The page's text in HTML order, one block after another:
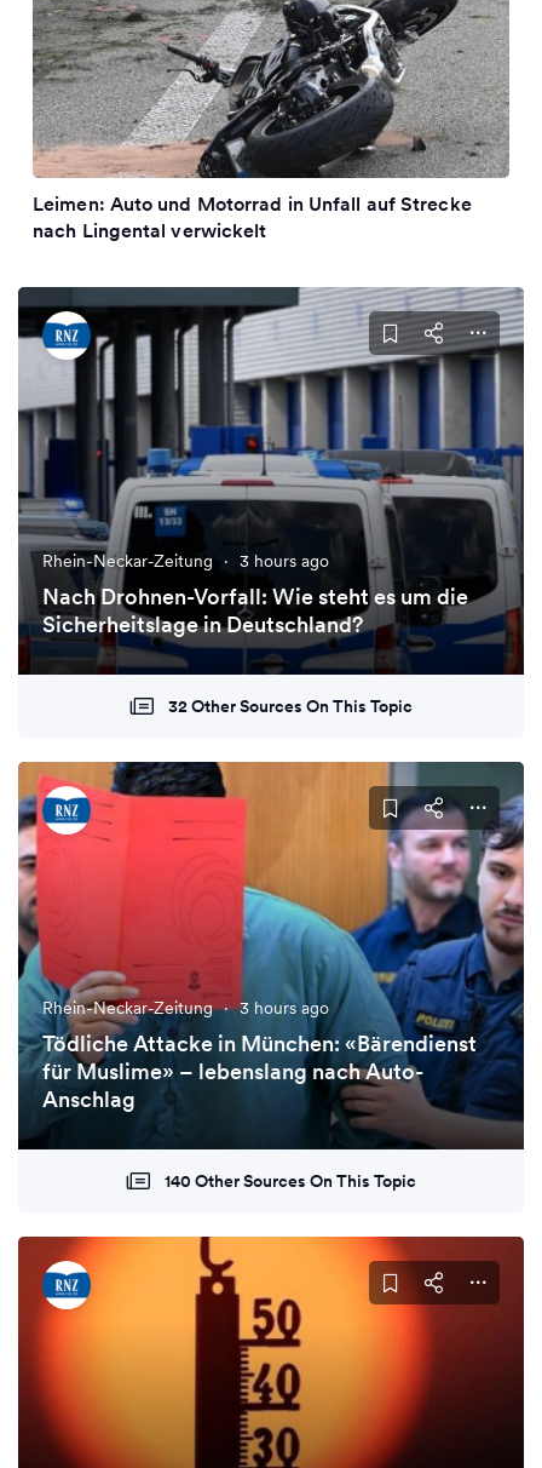
Leimen: Auto und Motorrad in Unfall auf Strecke
nach Lingental verwickelt
Rhein-Neckar-Zeitung · 3 hours ago
Nach Drohnen-Vorfall: Wie steht es um die
Sicherheitslage in Deutschland?
32 Other Sources On This Topic
Rhein-Neckar-Zeitung · 3 hours ago
Tödliche Attacke in München: «Bärendienst
für Muslime» – lebenslang nach Auto-
Anschlag
140 Other Sources On This Topic